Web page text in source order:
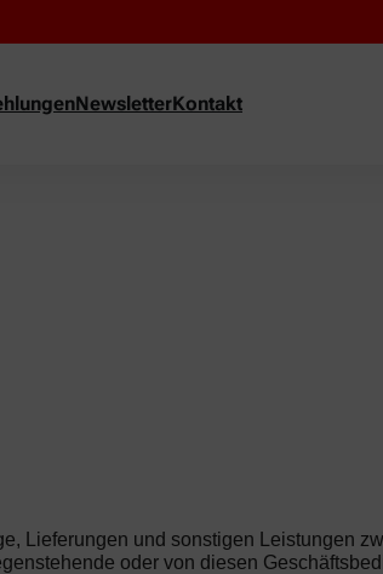
NewsletterKontakt
Lieferungen und sonstigen Leistungen
oder von diesen